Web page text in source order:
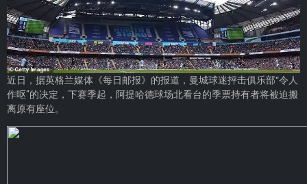
近日，据英格兰媒体《每日邮报》的报道，曼城球迷抨击俱乐部“令人
作呕”的决定，下赛季起，阿提哈德球场北看台的季票持有者将被迫搬
离原有座位。